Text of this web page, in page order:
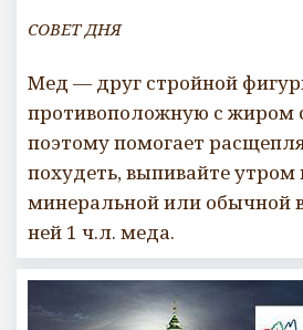
СОВЕТ ДНЯ
Мед — друг стройной
противоположную с жиром
поэтому помогает
похудеть, выпивайте
минеральной или обычной
ней 1 ч.л. меда.